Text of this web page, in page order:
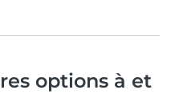
options à et